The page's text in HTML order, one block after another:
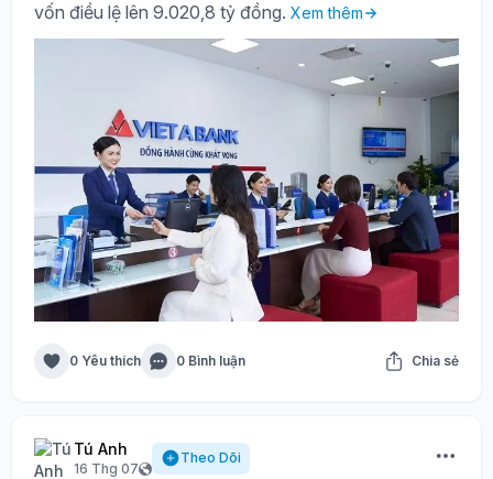
vốn điều lệ lên 9.020,8 tỷ đồng. Xem thêm
0 Yêu thích 0 Bình luận Chia sẻ
Tú Anh
16 Thg 07
Theo Dõi